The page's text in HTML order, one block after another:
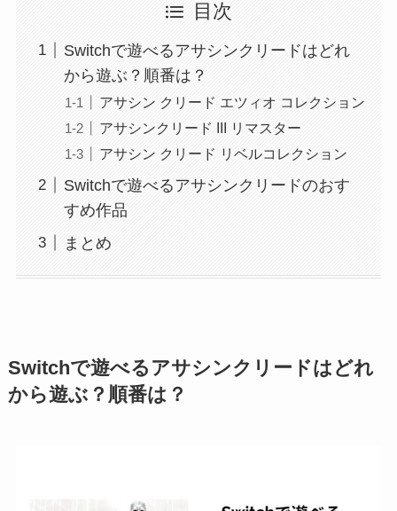
目次
Switchで遊べるアサシンクリードはどれ
から遊ぶ？順番は？
アサシン クリード エツィオ コレクション
アサシンクリード III リマスター
アサシン クリード リベルコレクション
Switchで遊べるアサシンクリードのおす
すめ作品
まとめ
Switchで遊べるアサシンクリードはどれ
から遊ぶ？順番は？